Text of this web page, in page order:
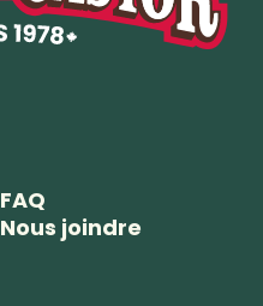
FAQ
Nous joindre